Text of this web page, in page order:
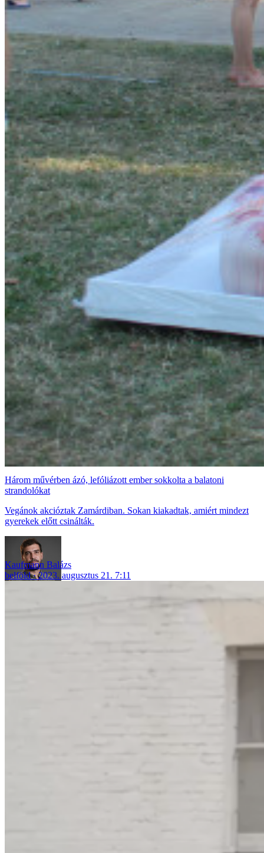
Három művérben ázó, lefóliázott ember sokkolta a balatoni
strandolókat
Vegánok akcióztak Zamárdiban. Sokan kiakadtak, amiért mindezt
gyerekek előtt csinálták.
Kaufmann Balázs
belföld
2023. augusztus 21. 7:11